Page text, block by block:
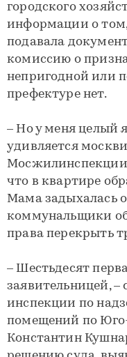
городского
информации о
подавала
комиссию о
непригодной или
префектуре нет.
– Но у меня целый
удивляется
что в квартире
Мама задыхалась
коммунальщики
права перекрыть
– Шестьдесят
заявительницей, –
инспекции по
помещений по
Константин